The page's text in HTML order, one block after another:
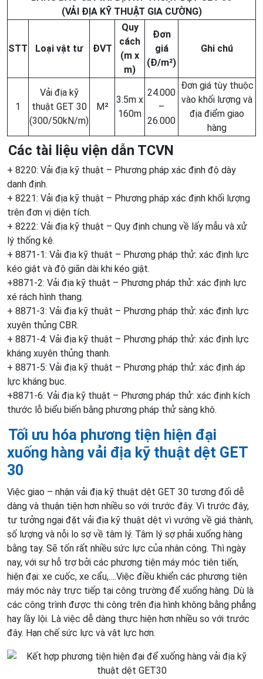
(VẢI ĐỊA KỸ THUẬT GIA CƯỜNG)
STT Loại vật tư ĐVT
Quy
cách
(m x
m)
Đơn
giá
(Đ/m²)
Ghi chú
1
Vải địa kỹ
thuật GET 30
(300/50kN/m)
M²
3.5m x
160m
24.000
–
26.000
Đơn giá tùy thuộc
vào khối lượng và
địa điểm giao
hàng
Các tài liệu viện dẫn TCVN
+ 8220: Vải địa kỹ thuật – Phương pháp xác định độ dày
danh định.
+ 8221: Vải địa kỹ thuật – Phương pháp xác định khối lượng
trên đơn vị diện tích.
+ 8222: Vải địa kỹ thuật – Quy định chung về lấy mẫu và xử
lý thống kê.
+ 8871-1: Vải địa kỹ thuật – Phương pháp thử: xác định lực
kéo giật và độ giãn dài khi kéo giật.
+8871-2: Vải địa kỹ thuật – Phương pháp thử: xác định lực
xé rách hình thang.
+ 8871-3: Vải địa kỹ thuật – Phương pháp thử: xác định lực
xuyên thủng CBR.
+ 8871-4: Vải địa kỹ thuật – Phương pháp thử: xác định lực
kháng xuyên thủng thanh.
+ 8871-5: Vải địa kỹ thuật – Phương pháp thử: xác định áp
lực kháng bục.
+8871-6: Vải địa kỹ thuật – Phương pháp thử: xác định kích
thước lỗ biểu biến bằng phương pháp thử sàng khô.
Tối ưu hóa phương tiện hiện đại
xuống hàng vải địa kỹ thuật dệt GET
30
Việc giao – nhận vải địa kỹ thuật dệt GET 30 tương đối dễ
dàng và thuận tiện hơn nhiều so với trước đây. Vì trước đây,
tư tưởng ngại đặt vải địa kỹ thuật dệt vì vướng về giá thành,
số lượng và nỗi lo sợ về tâm lý. Tâm lý sợ phải xuống hàng
bằng tay. Sẽ tốn rất nhiều sức lực của nhân công. Thì ngày
nay, với sự hỗ trợ bởi các phương tiện máy móc tiên tiến,
hiện đại: xe cuốc, xe cẩu,….Việc điều khiển các phương tiện
máy móc này trực tiếp tại công trường để xuống hàng. Dù là
các công trình được thi công trên địa hình không bằng phẳng
hay lầy lội. Là việc dễ dàng thực hiện hơn nhiều so với trước
đây. Hạn chế sức lực và vật lực hơn.